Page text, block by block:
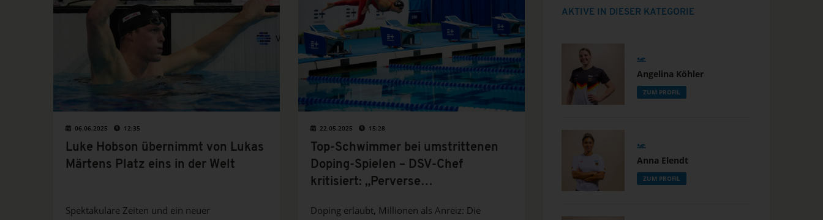
06.06.2025 12:35
Luke Hobson übernimmt von Lukas
Märtens Platz eins in der Welt
Spektakuläre Zeiten und ein neuer
22.05.2025 15:28
Top-Schwimmer bei umstrittenen
Doping-Spielen – DSV-Chef
kritisiert: „Perverse
Doping erlaubt, Millionen als Anreiz: Die
AKTIVE IN DIESER KATEGORIE
Angelina Köhler
ZUM PROFIL
Anna Elendt
ZUM PROFIL